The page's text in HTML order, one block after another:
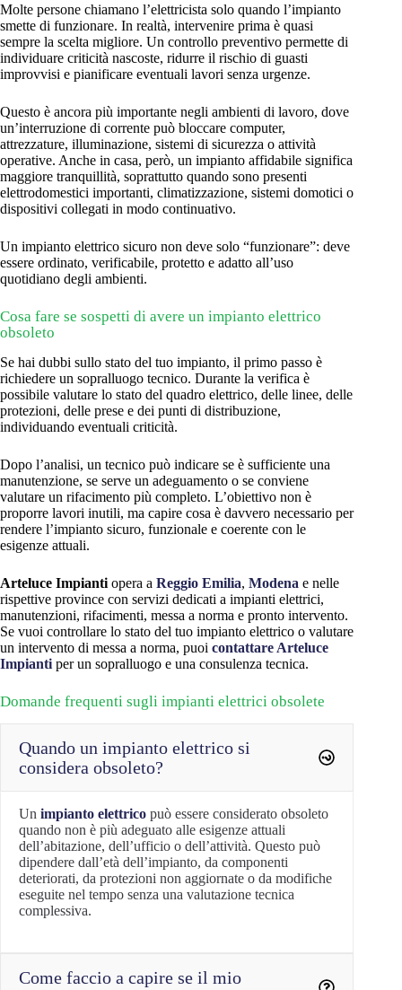
Molte persone chiamano l’elettricista solo quando l’impianto
smette di funzionare. In realtà, intervenire prima è quasi
sempre la scelta migliore. Un controllo preventivo permette di
individuare criticità nascoste, ridurre il rischio di guasti
improvvisi e pianificare eventuali lavori senza urgenze.
Questo è ancora più importante negli ambienti di lavoro, dove
un’interruzione di corrente può bloccare computer,
attrezzature, illuminazione, sistemi di sicurezza o attività
operative. Anche in casa, però, un impianto affidabile significa
maggiore tranquillità, soprattutto quando sono presenti
elettrodomestici importanti, climatizzazione, sistemi domotici o
dispositivi collegati in modo continuativo.
Un impianto elettrico sicuro non deve solo “funzionare”: deve
essere ordinato, verificabile, protetto e adatto all’uso
quotidiano degli ambienti.
Cosa fare se sospetti di avere un impianto elettrico
obsoleto
Se hai dubbi sullo stato del tuo impianto, il primo passo è
richiedere un sopralluogo tecnico. Durante la verifica è
possibile valutare lo stato del quadro elettrico, delle linee, delle
protezioni, delle prese e dei punti di distribuzione,
individuando eventuali criticità.
Dopo l’analisi, un tecnico può indicare se è sufficiente una
manutenzione, se serve un adeguamento o se conviene
valutare un rifacimento più completo. L’obiettivo non è
proporre lavori inutili, ma capire cosa è davvero necessario per
rendere l’impianto sicuro, funzionale e coerente con le
esigenze attuali.
Arteluce Impianti opera a Reggio Emilia, Modena e nelle
rispettive province con servizi dedicati a impianti elettrici,
manutenzioni, rifacimenti, messa a norma e pronto intervento.
Se vuoi controllare lo stato del tuo impianto elettrico o valutare
un intervento di messa a norma, puoi contattare Arteluce
Impianti per un sopralluogo e una consulenza tecnica.
Domande frequenti sugli impianti elettrici obsolete
Quando un impianto elettrico si
considera obsoleto?
Un impianto elettrico può essere considerato obsoleto
quando non è più adeguato alle esigenze attuali
dell’abitazione, dell’ufficio o dell’attività. Questo può
dipendere dall’età dell’impianto, da componenti
deteriorati, da protezioni non aggiornate o da modifiche
eseguite nel tempo senza una valutazione tecnica
complessiva.
Come faccio a capire se il mio